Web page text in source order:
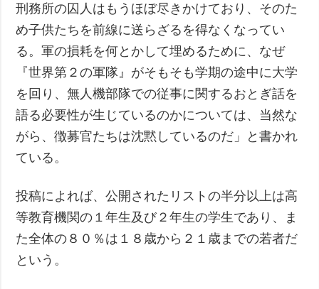
刑務所の囚人はもうほぼ尽きかけており、そのた
め子供たちを前線に送らざるを得なくなってい
る。軍の損耗を何とかして埋めるために、なぜ
『世界第２の軍隊』がそもそも学期の途中に大学
を回り、無人機部隊での従事に関するおとぎ話を
語る必要性が生じているのかについては、当然な
がら、徴募官たちは沈黙しているのだ」と書かれ
ている。
投稿によれば、公開されたリストの半分以上は高
等教育機関の１年生及び２年生の学生であり、ま
た全体の８０％は１８歳から２１歳までの若者だ
という。